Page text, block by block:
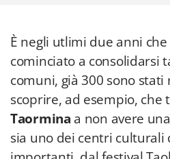
È negli utlimi due anni
cominciato a consolidarsi
comuni, già 300 sono
scoprire, ad esempio, che
Taormina a non avere
sia uno dei centri culturali